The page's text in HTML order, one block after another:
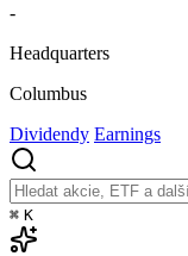
-
Headquarters
Columbus
Dividendy Earnings
⌘ K